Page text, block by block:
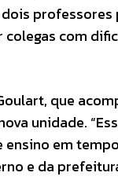
professores
com
que
unidade.
ensino em
e da